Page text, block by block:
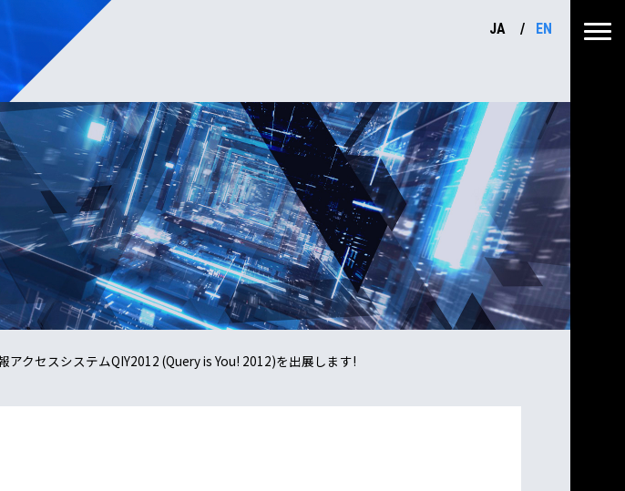
JA EN
クセスシステムQIY2012 (Query is You! 2012)を出展します!